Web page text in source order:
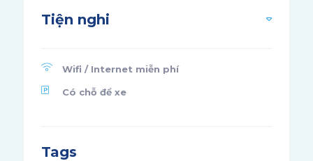
Tiện nghi
Wifi / Internet miễn phí
Có chỗ để xe
Tags